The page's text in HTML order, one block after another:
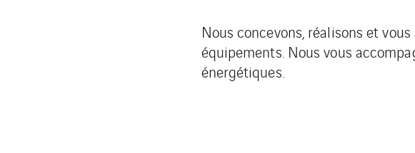
Nous concevons, réalisons et
équipements. Nous vous
énergétiques.